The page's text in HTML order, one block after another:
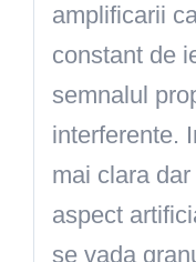
amplificarii
constant de
semnalul
interferente.
mai clara
aspect
se vada